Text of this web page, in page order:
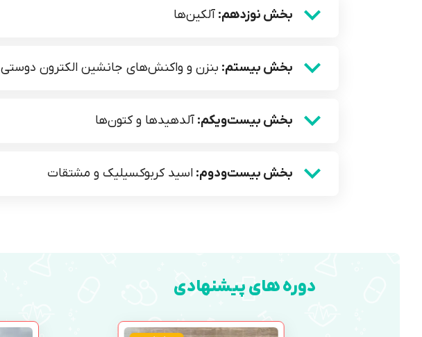
بخش نوزدهم: آلکین‌ها
بخش بیستم: بنزن و واکنش‌های جانشین الکترون دوستی
بخش بیست‌ویکم: آلدهید‌ها و کتون‌ها
بخش بیست‌ودوم: اسید کربوکسیلیک و مشتقات
دوره های پیشنهادی